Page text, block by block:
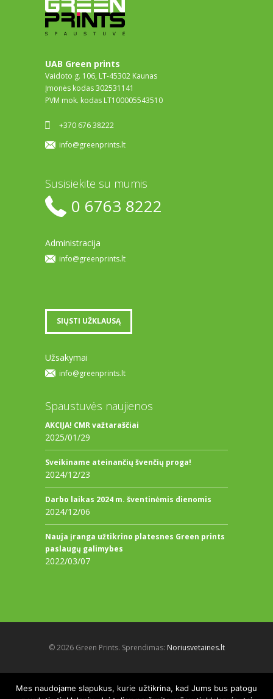
UAB Green prints
Vaidoto g. 106, LT-45302 Kaunas
Įmonės kodas 302531141
PVM mok. kodas LT100005543510
+370 676 38222
info@greenprints.lt
Susisiekite su mumis
0 6763 8222
Administracija
info@greenprints.lt
SIŲSTI UŽKLAUSĄ
Užsakymai
info@greenprints.lt
Spaustuvės naujienos
AKCIJA! CMR važtaraščiai
2025/01/29
Sveikiname ateinančių švenčių proga!
2024/12/23
Darbo laikas 2024 m. šventinėmis dienomis
2024/12/06
Nauja įranga užtikrino platesnes Green prints
paslaugų galimybes
2022/03/07
© 2026 Green Prints. Sprendimas: Noriusvetaines.lt
Mes naudojame slapukus, kurie užtikrina, kad Jums bus patogu